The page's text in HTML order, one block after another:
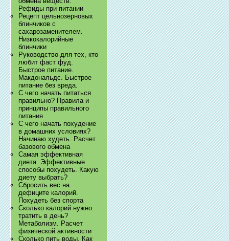
Рефиды при питании
Рецепт цельнозерновых
блинчиков с
сахарозаменителем.
Низкокалорийные
блинчики
Руководство для тех, кто
любит фаст фуд.
Быстрое питание.
Макдональдс. Быстрое
питание без вреда.
С чего начать питаться
правильно? Правила и
принципы правильного
питания
С чего начать похудение
в домашних условиях?
Начинаю худеть. Расчет
базового обмена
Самая эффективная
диета. Эффективные
способы похудеть. Какую
диету выбрать?
Сбросить вес на
дефиците калорий.
Похудеть без спорта
Сколько калорий нужно
тратить в день?
Метаболизм. Расчет
физической активности
Сколько пить воды. Как